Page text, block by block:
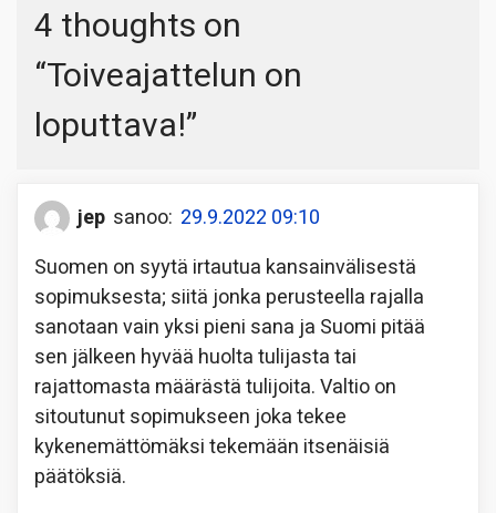
4 thoughts on
“Toiveajattelun on
loputtava!”
jep sanoo: 29.9.2022 09:10
Suomen on syytä irtautua kansainvälisestä
sopimuksesta; siitä jonka perusteella rajalla
sanotaan vain yksi pieni sana ja Suomi pitää
sen jälkeen hyvää huolta tulijasta tai
rajattomasta määrästä tulijoita. Valtio on
sitoutunut sopimukseen joka tekee
kykenemättömäksi tekemään itsenäisiä
päätöksiä.